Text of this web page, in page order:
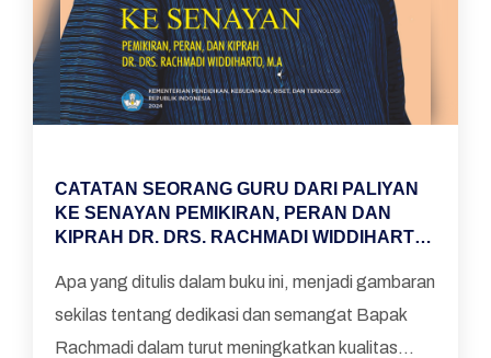
CATATAN SEORANG GURU DARI PALIYAN
KE SENAYAN PEMIKIRAN, PERAN DAN
KIPRAH DR. DRS. RACHMADI WIDDIHARTO,
Apa yang ditulis dalam buku ini, menjadi gambaran
sekilas tentang dedikasi dan semangat Bapak
Rachmadi dalam turut meningkatkan kualitas